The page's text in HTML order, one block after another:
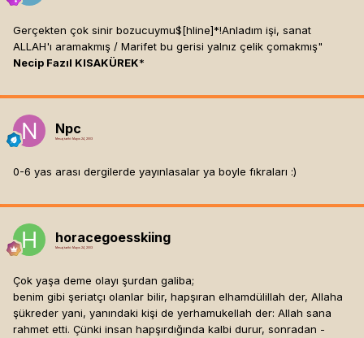
Gerçekten çok sinir bozucuymu$[hline]*!Anladım işi, sanat
ALLAH'ı aramakmış / Marifet bu gerisi yalnız çelik çomakmış"
Necip Fazıl KISAKÜREK*
Npc
Mesaj tarihi: Mayıs 24, 2003
0-6 yas arası dergilerde yayınlasalar ya boyle fıkraları :)
horacegoesskiing
Mesaj tarihi: Mayıs 24, 2003
Çok yaşa deme olayı şurdan galiba;
benim gibi şeriatçı olanlar bilir, hapşıran elhamdülillah der, Allaha
şükreder yani, yanındaki kişi de yerhamukellah der: Allah sana
rahmet etti. Çünki insan hapşırdığında kalbi durur, sonradan -